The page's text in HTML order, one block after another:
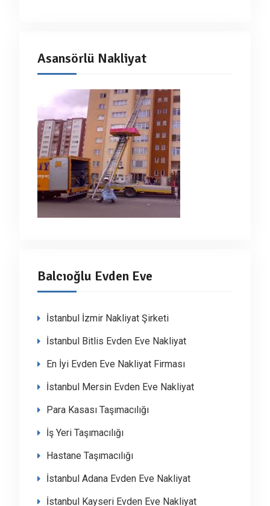
Asansörlü Nakliyat
Balcıoğlu Evden Eve
İstanbul İzmir Nakliyat Şirketi
İstanbul Bitlis Evden Eve Nakliyat
En İyi Evden Eve Nakliyat Firması
İstanbul Mersin Evden Eve Nakliyat
Para Kasası Taşımacılığı
İş Yeri Taşımacılığı
Hastane Taşımacılığı
İstanbul Adana Evden Eve Nakliyat
İstanbul Kayseri Evden Eve Nakliyat